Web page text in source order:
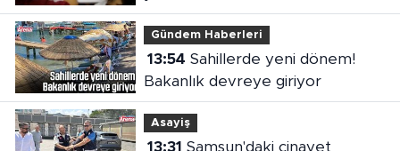
Gündem Haberleri
13:54
Bakanlık devreye giriyor
Asayiş
13:31